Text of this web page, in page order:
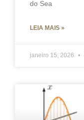
do Sea
LEIA MAIS »
janeiro 15, 2026